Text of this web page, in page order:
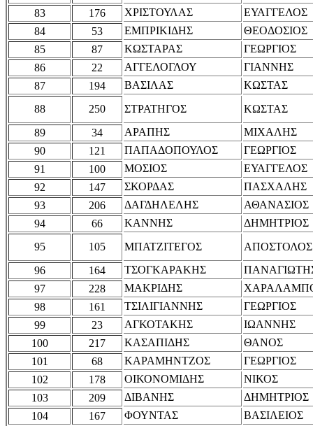
83 176 ΧΡΙΣΤΟΥΛΑΣ
ΕΥΑΓΓΕΛΟΣ
84
53 ΕΜΠΡΙΚΙΔΗΣ
ΘΕΟΔΟΣΙΟΣ
85
87 ΚΩΣΤΑΡΑΣ
ΓΕΩΡΓΙΟΣ
86
22 ΑΓΓΕΛΟΓΛΟΥ
ΓΙΑΝΝΗΣ
87
194 ΒΑΣΙΛΑΣ
ΚΩΣΤΑΣ
88
250 ΣΤΡΑΤΗΓΟΣ
ΚΩΣΤΑΣ
89
34 ΑΡΑΠΗΣ
ΜΙΧΑΛΗΣ
90
121 ΠΑΠΑΔΟΠΟΥΛΟΣ
ΓΕΩΡΓΙΟΣ
91
100 ΜΟΣΙΟΣ
ΕΥΑΓΓΕΛΟΣ
92
147 ΣΚΟΡΔΑΣ
ΠΑΣΧΑΛΗΣ
93
206 ΔΑΓΔΗΛΕΛΗΣ
ΑΘΑΝΑΣΙΟΣ
94
66 ΚΑΝΝΗΣ
ΔΗΜΗΤΡΙΟΣ
95
105 ΜΠΑΤΖΙΤΕΓΟΣ
ΑΠΟΣΤΟΛΟΣ
96
164 ΤΣΟΓΚΑΡΑΚΗΣ
97
228 ΜΑΚΡΙΔΗΣ
98
161 ΤΣΙΛΙΓΙΑΝΝΗΣ
ΓΕΩΡΓΙΟΣ
99
23 ΑΓΚΟΤΑΚΗΣ
ΙΩΑΝΝΗΣ
100
217 ΚΑΣΑΠΙΔΗΣ
ΘΑΝΟΣ
101
68 ΚΑΡΑΜΗΝΤΖΟΣ
ΓΕΩΡΓΙΟΣ
102
178 ΟΙΚΟΝΟΜΙΔΗΣ
ΝΙΚΟΣ
103
209 ΔΙΒΑΝΗΣ
ΔΗΜΗΤΡΙΟΣ
104
167 ΦΟΥΝΤΑΣ
ΒΑΣΙΛΕΙΟΣ